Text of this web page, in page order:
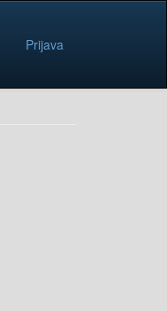
Prijava